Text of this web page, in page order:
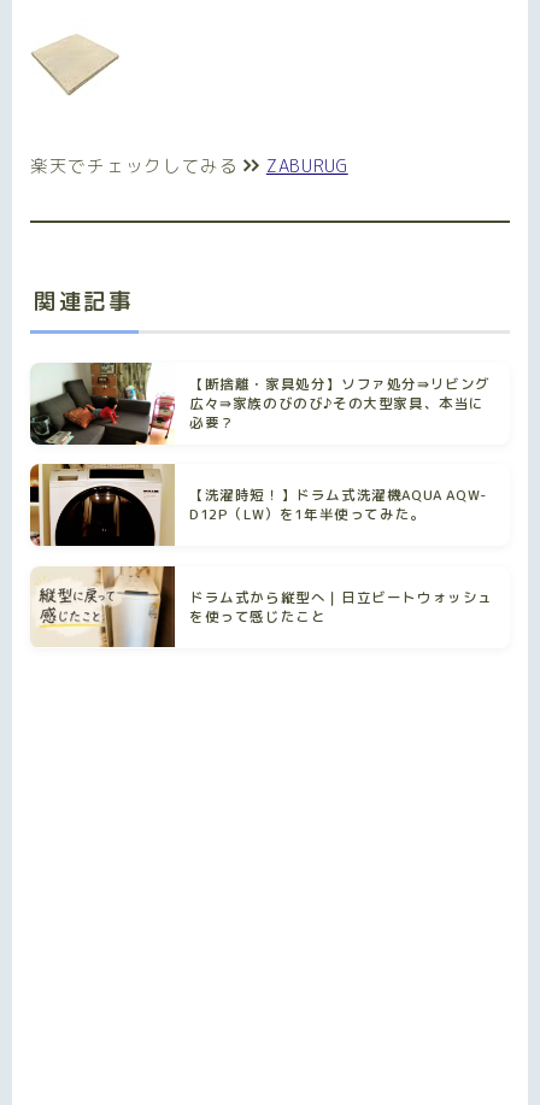
楽天でチェックしてみる ZABURUG
関連記事
【断捨離・家具処分】ソファ処分⇛リビング
広々⇛家族のびのび♪その大型家具、本当に
必要？
【洗濯時短！】ドラム式洗濯機AQUA AQW-
D12P（LW）を1年半使ってみた。
ドラム式から縦型へ｜日立ビートウォッシュ
を使って感じたこと